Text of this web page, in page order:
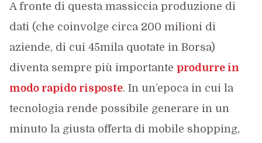
A fronte di questa massiccia produzione di
dati (che coinvolge circa 200 milioni di
aziende, di cui 45mila quotate in Borsa)
diventa sempre più importante produrre in
modo rapido risposte. In un’epoca in cui la
tecnologia rende possibile generare in un
minuto la giusta offerta di mobile shopping,